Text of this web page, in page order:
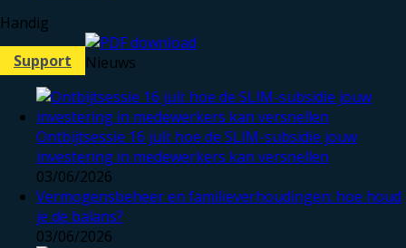
Handig
Support
Nieuws
Ontbijtsessie 16 juli: hoe de SLIM-subsidie jouw
investering in medewerkers kan versnellen
03/06/2026
Vermogensbeheer en familieverhoudingen: hoe houd
je de balans?
03/06/2026